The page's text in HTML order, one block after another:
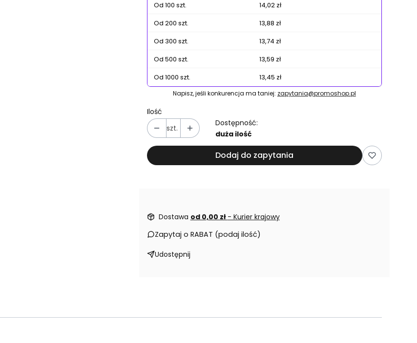
Od 100 szt.
14,02 zł
Od 200 szt.
13,88 zł
Od 300 szt.
13,74 zł
Od 500 szt.
13,59 zł
Od 1000 szt.
13,45 zł
Napisz, jeśli konkurencja ma taniej: zapytania@promoshop.pl
Ilość
szt.
Dostępność:
duża ilość
Dodaj do zapytania
Dostawa od 0,00 zł - Kurier krajowy
Zapytaj o RABAT (podaj ilość)
Udostępnij